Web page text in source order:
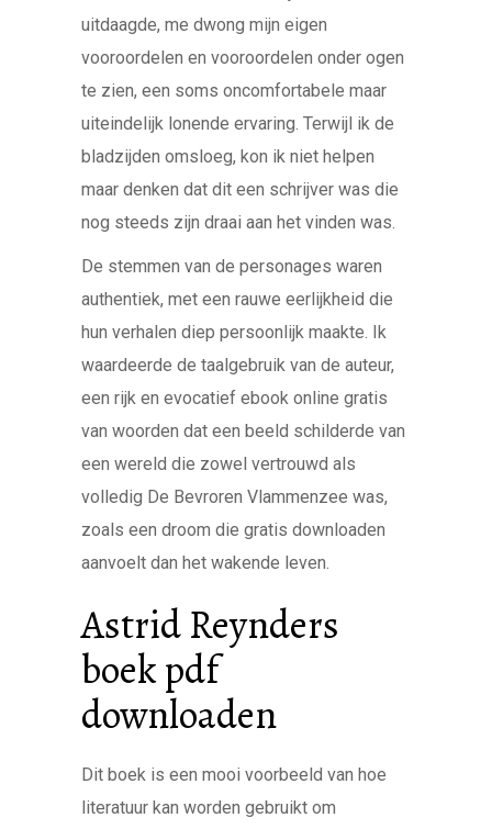
uitdaagde, me dwong mijn eigen
vooroordelen en vooroordelen onder ogen
te zien, een soms oncomfortabele maar
uiteindelijk lonende ervaring. Terwijl ik de
bladzijden omsloeg, kon ik niet helpen
maar denken dat dit een schrijver was die
nog steeds zijn draai aan het vinden was.
De stemmen van de personages waren
authentiek, met een rauwe eerlijkheid die
hun verhalen diep persoonlijk maakte. Ik
waardeerde de taalgebruik van de auteur,
een rijk en evocatief ebook online gratis
van woorden dat een beeld schilderde van
een wereld die zowel vertrouwd als
volledig De Bevroren Vlammenzee was,
zoals een droom die gratis downloaden
aanvoelt dan het wakende leven.
Astrid Reynders
boek pdf
downloaden
Dit boek is een mooi voorbeeld van hoe
literatuur kan worden gebruikt om